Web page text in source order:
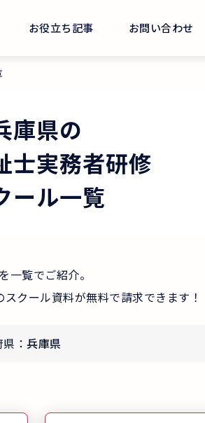
お役立ち記事 お問い合わせ
庫県の
士実務者研修
ール一覧
一覧でご紹介。
クール資料が無料で請求できます！
： 兵庫県